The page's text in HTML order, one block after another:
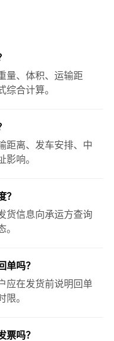
量、体积、运输距
综合计算。
距离、发车安排、中
影响。
？
货信息向承运方查询
。
单吗？
应在发货前说明回单
限。
票吗？